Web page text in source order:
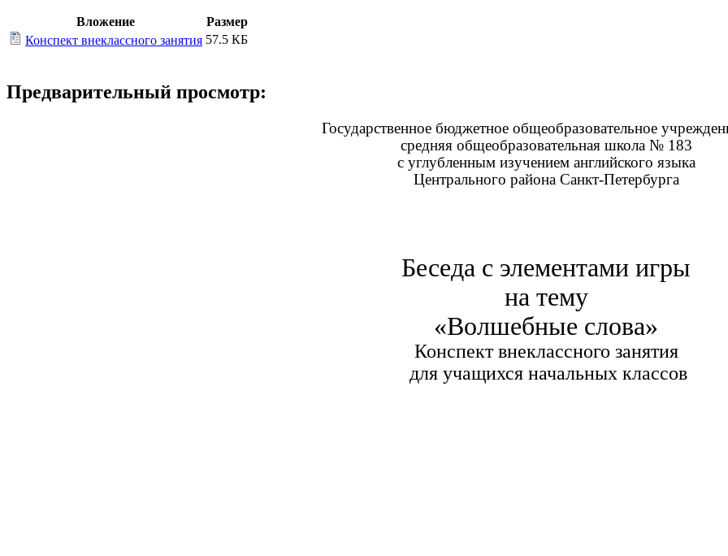
Вложение
Размер
Конспект внеклассного занятия 57.5 КБ
Предварительный просмотр:
Государственное бюджетное общеобразовательное
средняя общеобразовательная школа № 183
с углубленным изучением английского языка
Центрального района Санкт-Петербурга
Беседа с элементами игры
на тему
«Волшебные слова»
Конспект внеклассного занятия
для учащихся начальных классов